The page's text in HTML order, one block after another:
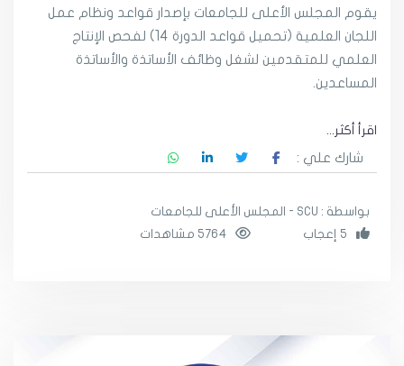
يقوم المجلس الأعلى للجامعات بإصدار قواعد ونظام عمل
اللجان العلمية (تحميل قواعد الدورة 14) لفحص الإنتاج
العلمي للمتقدمين لشغل وظائف الأساتذة والأساتذة
المساعدين.
اقرأ أكثر...
شارك علي :
بواسطة : SCU - المجلس الأعلى للجامعات